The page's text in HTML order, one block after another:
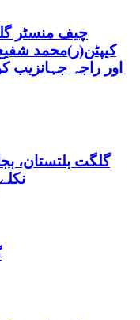
چیف منسٹر
کیپٹن(ر)محمد
اور راجہ جہانزیب